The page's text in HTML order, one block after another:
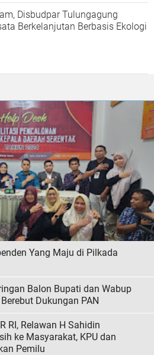
Disbudpar Tulungagung
Berkelanjutan Berbasis Ekologi
Yang Maju di Pilkada
Balon Bupati dan Wabup
Dukungan PAN
RI, Relawan H Sahidin
ke Masyarakat, KPU dan
Pemilu